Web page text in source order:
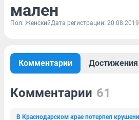
мален
Пол: ЖенскийДата регистрации: 20.08.2019
Комментарии Достижения
Комментарии 61